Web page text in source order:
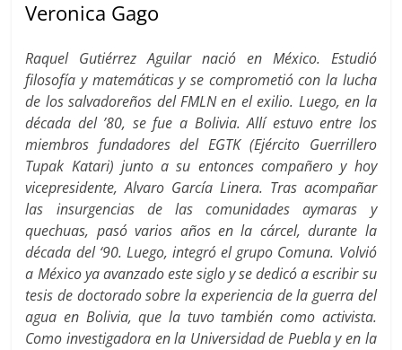
Veronica Gago
Raquel Gutiérrez Aguilar nació en México. Estudió
filosofía y matemáticas y se comprometió con la lucha
de los salvadoreños del FMLN en el exilio. Luego, en la
década del ’80, se fue a Bolivia. Allí estuvo entre los
miembros fundadores del EGTK (Ejército Guerrillero
Tupak Katari) junto a su entonces compañero y hoy
vicepresidente, Alvaro García Linera. Tras acompañar
las insurgencias de las comunidades aymaras y
quechuas, pasó varios años en la cárcel, durante la
década del ‘90. Luego, integró el grupo Comuna. Volvió
a México ya avanzado este siglo y se dedicó a escribir su
tesis de doctorado sobre la experiencia de la guerra del
agua en Bolivia, que la tuvo también como activista.
Como investigadora en la Universidad de Puebla y en la